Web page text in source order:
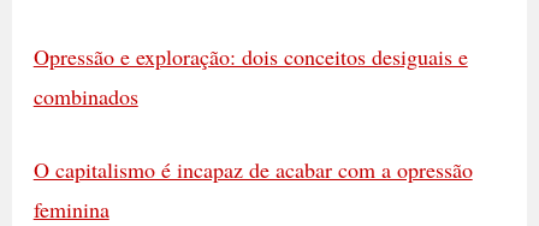
Opressão e exploração: dois conceitos desiguais e
combinados
O capitalismo é incapaz de acabar com a opressão
feminina